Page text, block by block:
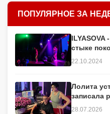
ПОПУЛЯРНОЕ ЗА
стыке
22.10.2024
Лолита
записала
28.07.2026